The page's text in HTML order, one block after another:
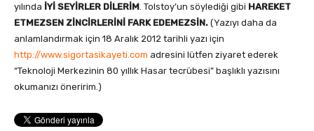
yılında İYİ SEYİRLER DİLERİM . Tolstoy’un söylediği gibi HAREKET
ETMEZSEN ZİNCİRLERİNİ FARK EDEMEZSİN. (Yazıyı daha da
anlamlandırmak için 18 Aralık 2012 tarihli yazı için
http://www.sigortasikayeti.com adresini lütfen ziyaret ederek
“Teknoloji Merkezinin 80 yıllık Hasar tecrübesi” başlıklı yazısını
okumanızı öneririm.)